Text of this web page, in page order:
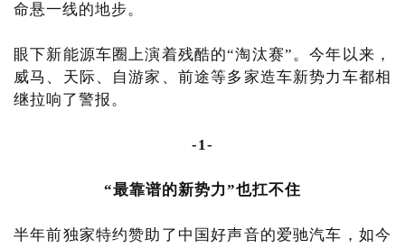
命悬一线的地步。
眼下新能源车圈上演着残酷的“淘汰赛”。今年以来，
威马、天际、自游家、前途等多家造车新势力车都相
继拉响了警报。
-1-
“最靠谱的新势力”也扛不住
半年前独家特约赞助了中国好声音的爱驰汽车，如今